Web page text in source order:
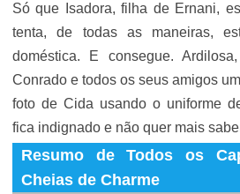
Só que Isadora, filha de Ernani,
tenta, de todas as maneiras,
doméstica. E consegue.
Conrado e todos os seus amigos
foto de Cida usando o uniforme
fica indignado e não quer mais
Resumo de Todos os
Cheias de Charme